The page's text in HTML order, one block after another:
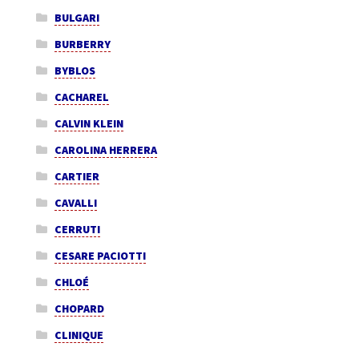
BULGARI
BURBERRY
BYBLOS
CACHAREL
CALVIN KLEIN
CAROLINA HERRERA
CARTIER
CAVALLI
CERRUTI
CESARE PACIOTTI
CHLOÉ
CHOPARD
CLINIQUE